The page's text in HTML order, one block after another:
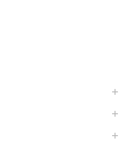
きました！ ありがとうございま
ゃ、ニット帽にTシャツにサング
ベーシックな色味のものたちで、
今年もまた購入したいと思える最高